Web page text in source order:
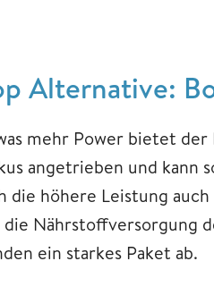
Alternative:
mehr Power bietet der
angetrieben und kann
die höhere Leistung
Nährstoffversorgung
ein starkes Paket ab.